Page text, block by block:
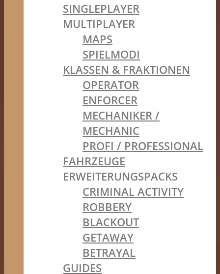
SINGLEPLAYER
MULTIPLAYER
MAPS
SPIELMODI
KLASSEN & FRAKTIONEN
OPERATOR
ENFORCER
MECHANIKER /
MECHANIC
PROFI / PROFESSIONAL
FAHRZEUGE
ERWEITERUNGSPACKS
CRIMINAL ACTIVITY
ROBBERY
BLACKOUT
GETAWAY
BETRAYAL
GUIDES